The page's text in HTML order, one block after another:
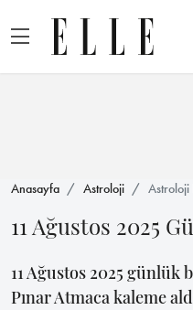
Anasayfa Astroloji
11 Ağustos 2025
11 Ağustos 2025 günlük
Pınar Atmaca kaleme